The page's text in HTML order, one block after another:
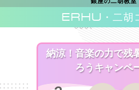
ERHU ・二胡
納涼！音楽の力で残
ろうキャンペ